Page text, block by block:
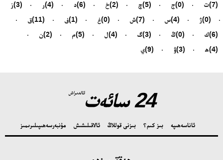
ت
(7) ج (0) چ (5) خ (2) د (6) ر (4) ز
(3)
ژ
(0) س (4) ش (7) غ (0) ف (1) ق
(11)
ك
(6) ڭ (0) گ (3) ل (4) م (5) ن
(2)
ھ
(4) ۋ (3) ي (9)
24 سائەت ئالدىراش
ئاناسەھىپە بىز كىم؟ بىزنى قوللاڭ ئالاقىلىشىش مۇنبەرسەھىپىلىرىمىز